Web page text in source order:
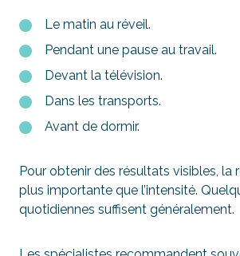
Le matin au réveil.
Pendant une pause au travail.
Devant la télévision.
Dans les transports.
Avant de dormir.
Pour obtenir des résultats visibles, la
plus importante que l’intensité.
quotidiennes suffisent généralement.